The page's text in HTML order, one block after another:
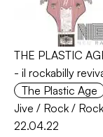
THE PLASTIC
- il rockabilly
The Plastic Age
Jive / Rock /
22.04.22